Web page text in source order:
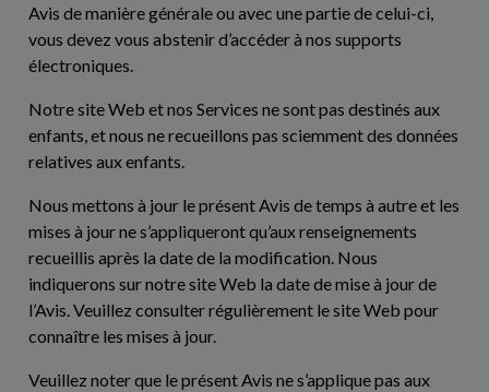
Avis de manière générale ou avec une partie de celui-ci,
vous devez vous abstenir d’accéder à nos supports
électroniques.
Notre site Web et nos Services ne sont pas destinés aux
enfants, et nous ne recueillons pas sciemment des données
relatives aux enfants.
Nous mettons à jour le présent Avis de temps à autre et les
mises à jour ne s’appliqueront qu’aux renseignements
recueillis après la date de la modification. Nous
indiquerons sur notre site Web la date de mise à jour de
l’Avis. Veuillez consulter régulièrement le site Web pour
connaître les mises à jour.
Veuillez noter que le présent Avis ne s’applique pas aux